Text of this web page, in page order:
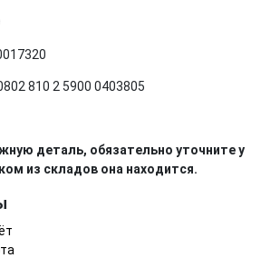
810 2 5900 0403805
деталь, обязательно уточните у
из складов она находится.